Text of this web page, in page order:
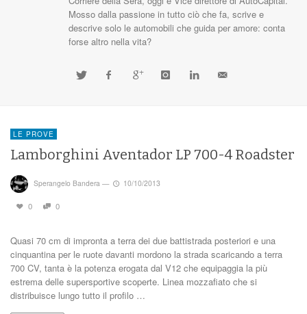
Mosso dalla passione in tutto ciò che fa, scrive e
descrive solo le automobili che guida per amore: conta
forse altro nella vita?
LE PROVE
Lamborghini Aventador LP 700-4 Roadster
Sperangelo Bandera — 10/10/2013
0 0
Quasi 70 cm di impronta a terra dei due battistrada posteriori e una
cinquantina per le ruote davanti mordono la strada scaricando a terra
700 CV, tanta è la potenza erogata dal V12 che equipaggia la più
estrema delle supersportive scoperte. Linea mozzafiato che si
distribuisce lungo tutto il profilo …